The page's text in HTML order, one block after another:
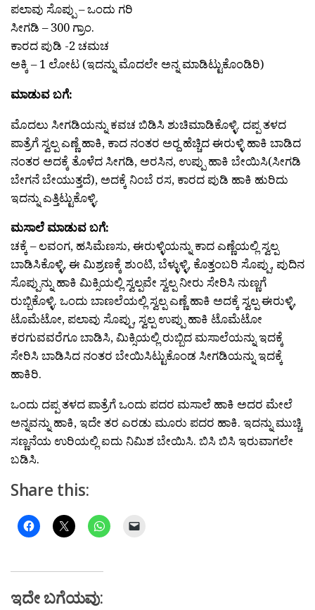
ಪಲಾವು ಸೊಪ್ಪು – ಒಂದು ಗರಿ
ಸೀಗಡಿ – 300 ಗ್ರಾಂ.
ಕಾರದ ಪುಡಿ -2 ಚಮಚ
ಅಕ್ಕಿ – 1 ಲೋಟ (ಇದನ್ನು ಮೊದಲೇ ಅನ್ನ ಮಾಡಿಟ್ಟುಕೊಂಡಿರಿ)
ಮಾಡುವ ಬಗೆ:
ಮೊದಲು ಸೀಗಡಿಯನ್ನು ಕವಚ ಬಿಡಿಸಿ ಶುಚಿಮಾಡಿಕೊಳ್ಳಿ. ದಪ್ಪ ತಳದ
ಪಾತ್ರೆಗೆ ಸ್ವಲ್ಪ ಎಣ್ಣೆ ಹಾಕಿ, ಕಾದ ನಂತರ ಅರ‍್ದ ಹೆಚ್ಚಿದ ಈರುಳ್ಳಿ ಹಾಕಿ ಬಾಡಿದ
ನಂತರ ಅದಕ್ಕೆ ತೊಳೆದ ಸೀಗಡಿ, ಅರಸಿನ, ಉಪ್ಪು ಹಾಕಿ ಬೇಯಿಸಿ(ಸೀಗಡಿ
ಬೇಗನೆ ಬೇಯುತ್ತದೆ), ಅದಕ್ಕೆ ನಿಂಬೆ ರಸ, ಕಾರದ ಪುಡಿ ಹಾಕಿ ಹುರಿದು
ಇದನ್ನು ಎತ್ತಿಟ್ಟುಕೊಳ್ಳಿ.
ಮಸಾಲೆ ಮಾಡುವ ಬಗೆ:
ಚಕ್ಕೆ – ಲವಂಗ, ಹಸಿಮೆಣಸು, ಈರುಳ್ಳಿಯನ್ನು ಕಾದ ಎಣ್ಣೆಯಲ್ಲಿ ಸ್ವಲ್ಪ
ಬಾಡಿಸಿಕೊಳ್ಳಿ, ಈ ಮಿಶ್ರಣಕ್ಕೆ ಶುಂಟಿ, ಬೆಳ್ಳುಳ್ಳಿ, ಕೊತ್ತಂಬರಿ ಸೊಪ್ಪು, ಪುದಿನ
ಸೊಪ್ಪುನ್ನು ಹಾಕಿ ಮಿಕ್ಸಿಯಲ್ಲಿ ಸ್ವಲ್ಪವೇ ಸ್ವಲ್ಪ ನೀರು ಸೇರಿಸಿ ನುಣ್ಣಗೆ
ರುಬ್ಬಿಕೊಳ್ಳಿ. ಒಂದು ಬಾಣಲೆಯಲ್ಲಿ ಸ್ವಲ್ಪ ಎಣ್ಣೆ ಹಾಕಿ ಅದಕ್ಕೆ ಸ್ವಲ್ಪ ಈರುಳ್ಳಿ,
ಟೊಮೆಟೋ, ಪಲಾವು ಸೊಪ್ಪು, ಸ್ವಲ್ಪ ಉಪ್ಪು ಹಾಕಿ ಟೊಮೆಟೋ
ಕರಗುವವರೆಗೂ ಬಾಡಿಸಿ, ಮಿಕ್ಸಿಯಲ್ಲಿ ರುಬ್ಬಿದ ಮಸಾಲೆಯನ್ನು ಇದಕ್ಕೆ
ಸೇರಿಸಿ ಬಾಡಿಸಿದ ನಂತರ ಬೇಯಿಸಿಟ್ಟುಕೊಂಡ ಸೀಗಡಿಯನ್ನು ಇದಕ್ಕೆ
ಹಾಕಿರಿ.
ಒಂದು ದಪ್ಪ ತಳದ ಪಾತ್ರೆಗೆ ಒಂದು ಪದರ ಮಸಾಲೆ ಹಾಕಿ ಅದರ ಮೇಲೆ
ಅನ್ನವನ್ನು ಹಾಕಿ, ಇದೇ ತರ ಎರಡು ಮೂರು ಪದರ ಹಾಕಿ. ಇದನ್ನು ಮುಚ್ಚಿ
ಸಣ್ಣನೆಯ ಉರಿಯಲ್ಲಿ ಐದು ನಿಮಿಶ ಬೇಯಿಸಿ. ಬಿಸಿ ಬಿಸಿ ಇರುವಾಗಲೇ
ಬಡಿಸಿ.
Share this:
ಇದೇ ಬಗೆಯವು: